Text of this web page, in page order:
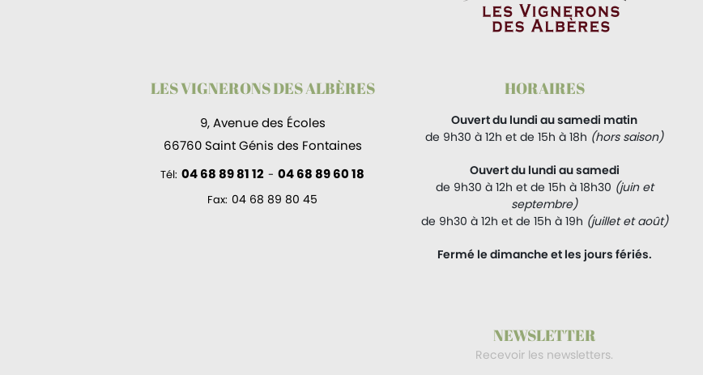
LES VIGNERONS DES ALBÈRES
9, Avenue des Écoles
66760 Saint Génis des Fontaines
Tél: 04 68 89 81 12 - 04 68 89 60 18
Fax: 04 68 89 80 45
HORAIRES
Ouvert du lundi au samedi matin
de 9h30 à 12h et de 15h à 18h (hors saison)
Ouvert du lundi au samedi
de 9h30 à 12h et de 15h à 18h30 (juin et
septembre)
de 9h30 à 12h et de 15h à 19h (juillet et août)
Fermé le dimanche et les jours fériés.
NEWSLETTER
Recevoir les newsletters.